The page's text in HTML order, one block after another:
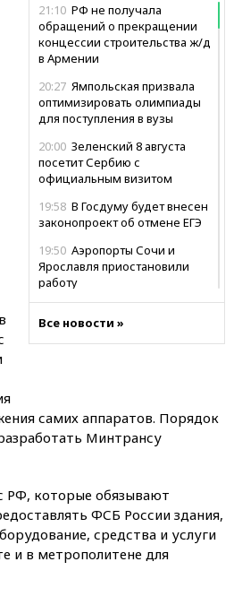
21:10 РФ не получала
обращений о прекращении
концессии строительства ж/д
в Армении
20:27 Ямпольская призвала
оптимизировать олимпиады
для поступления в вузы
20:00 Зеленский 8 августа
посетит Сербию с
официальным визитом
19:58 В Госдуму будет внесен
законопроект об отмене ЕГЭ
19:50 Аэропорты Сочи и
Ярославля приостановили
работу
доноров-республиканцев
поддержать Вэнса на выборах
года
19:15Жуковский и аэропорт
Путин уточнил порядок
присвоения воинских званий
добровольцам
18:50
Euractiv: восток
Все новости »
самих аппаратов. Порядок
Минтрансу
РФ, которые обязывают
ФСБ России здания,
средства и услуги
и в метрополитене для